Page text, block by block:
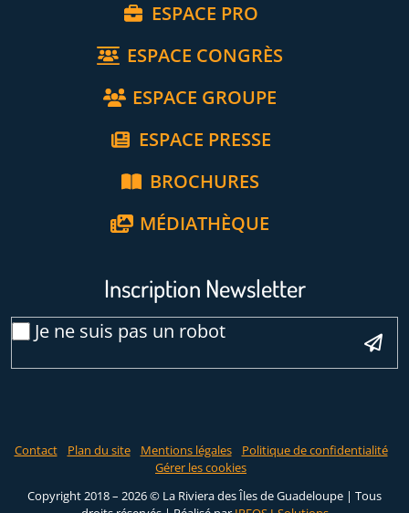
ESPACE PRO
ESPACE CONGRÈS
ESPACE GROUPE
ESPACE PRESSE
BROCHURES
MÉDIATHÈQUE
Inscription Newsletter
Je ne suis pas un robot
Contact Plan du site Mentions légales
Politique de confidentialité
Gérer les cookies
Copyright 2018 – 2026 © La Riviera des Îles de Guadeloupe | Tous